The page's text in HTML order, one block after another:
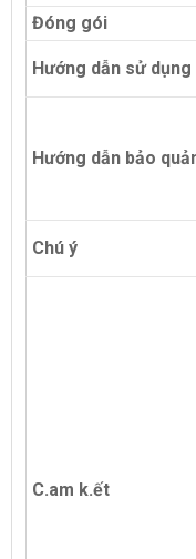
Đóng gói
Hướng dẫn sử dụng
Hướng dẫn bảo
Chú ý
C.am k.ết